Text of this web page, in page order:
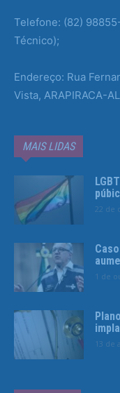
Telefone: (82)
Técnico);
Endereço: Rua
Vista, ARAPIRACA-AL
MAIS LIDAS
22 de
1 de
13 de